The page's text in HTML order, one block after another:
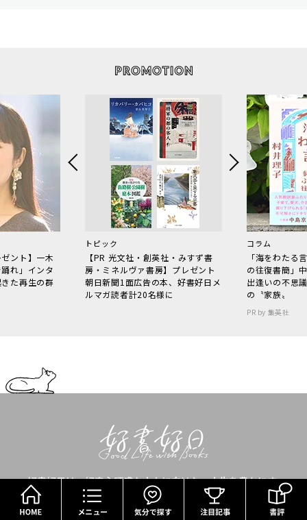
ント】一木
れ」インタ
た再生の群
トピック
【PR 光文社・創英社・みすず書
房・ミネルヴァ書房】プレゼント
朝日新聞1面広告の本、好書好日メ
ルマガ読者計20名様に
コラム
「海をわた
の往復書簡」
出逢いの不思
の〝家族〟
PR by 集英社
好書好日は、好奇心旺盛な人々に向けた、人生を豊かにす
る本の情報サイトです。
映画やアート、食などのライフ＆カルチャーを楽しむため